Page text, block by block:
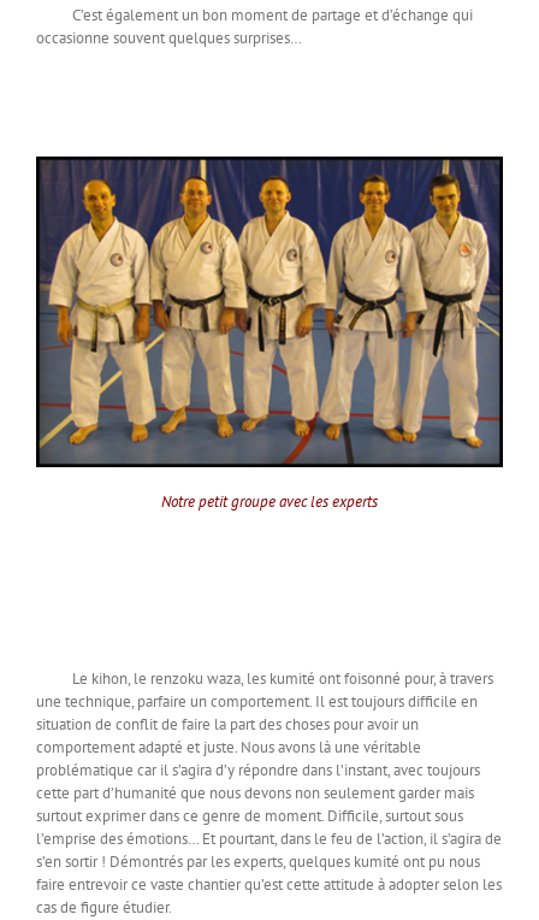
C’est également un bon moment de partage et d’échange qui
occasionne souvent quelques surprises…
Notre petit groupe avec les experts
Le kihon, le renzoku waza, les kumité ont foisonné pour, à travers
une technique, parfaire un comportement. Il est toujours difficile en
situation de conflit de faire la part des choses pour avoir un
comportement adapté et juste. Nous avons là une véritable
problématique car il s’agira d’y répondre dans l’instant, avec toujours
cette part d’humanité que nous devons non seulement garder mais
surtout exprimer dans ce genre de moment. Difficile, surtout sous
l’emprise des émotions… Et pourtant, dans le feu de l’action, il s’agira de
s’en sortir ! Démontrés par les experts, quelques kumité ont pu nous
faire entrevoir ce vaste chantier qu’est cette attitude à adopter selon les
cas de figure étudier.